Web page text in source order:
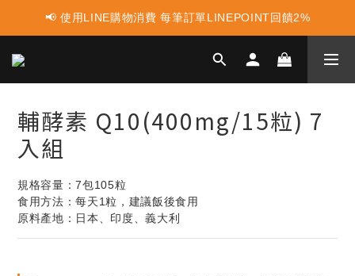
📢 蛋白點心新上市 ! 點這裡享優惠👈
📢 使用LINE購物消費 每筆訂單LINEPOINT回饋2%
📢 蛋白點心新上市 ! 點這裡享優惠👈
輔酵素 Q10(400mg/15粒) 7
入組
規格容量：7包105粒
食用方法：每天1粒，建議飯後食用
原料產地：日本、印度、義大利